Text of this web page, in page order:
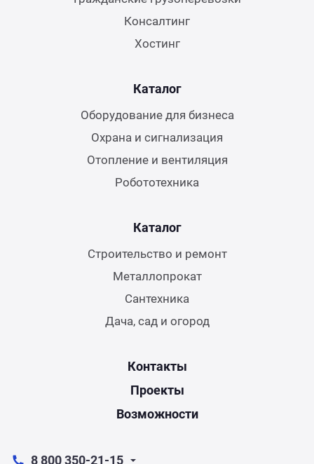
Консалтинг
Хостинг
Каталог
Оборудование для бизнеса
Охрана и сигнализация
Отопление и вентиляция
Робототехника
Каталог
Строительство и ремонт
Металлопрокат
Сантехника
Дача, сад и огород
Контакты
Проекты
Возможности
8 800 350-21-15